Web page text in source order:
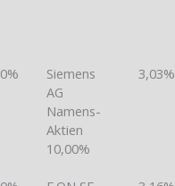
Siemens
AG
Namens-
Aktien
10,00%
3,03%